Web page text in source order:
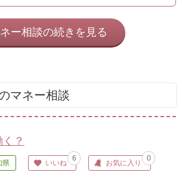
ー相談の続きを見る
マネー相談
？
県 いいね
6
お気に入り
0